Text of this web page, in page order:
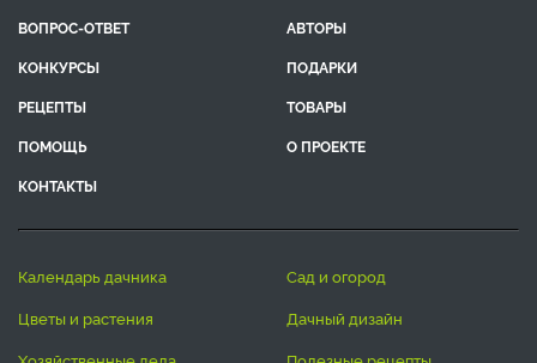
ВОПРОС-ОТВЕТ
АВТОРЫ
КОНКУРСЫ
ПОДАРКИ
РЕЦЕПТЫ
ТОВАРЫ
ПОМОЩЬ
О ПРОЕКТЕ
КОНТАКТЫ
календарь дачника
сад и огород
цветы и растения
дачный дизайн